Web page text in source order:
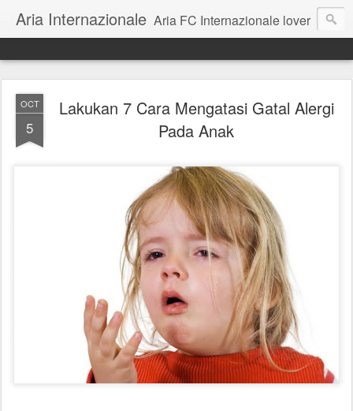
Aria Internazionale Aria FC Internazionale lover
OCT
5
Lakukan 7 Cara Mengatasi Gatal Alergi
Pada Anak